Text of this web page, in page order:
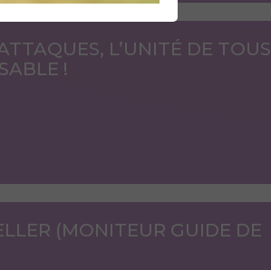
L’UNITÉ DE TOUS
!
(MONITEUR GUIDE DE